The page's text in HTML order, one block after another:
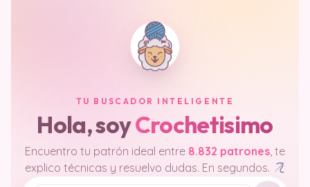
TU BUSCADOR INTELIGENTE
Hola, soyCrochetisimo
Encuentro tu patrón ideal entre 8.832 patrones, te
explico técnicas y resuelvo dudas. En segundos.